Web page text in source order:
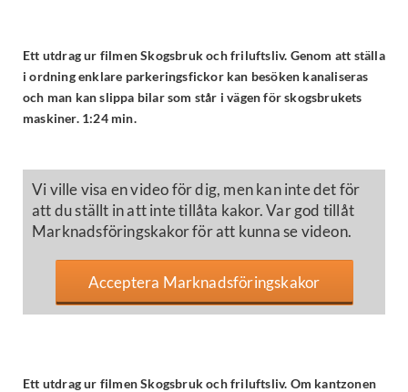
Ett utdrag ur filmen Skogsbruk och friluftsliv. Genom att ställa
i ordning enklare parkeringsfickor kan besöken kanaliseras
och man kan slippa bilar som står i vägen för skogsbrukets
maskiner. 1:24 min.
Vi ville visa en video för dig, men kan inte det för
att du ställt in att inte tillåta kakor. Var god tillåt
Marknadsföringskakor för att kunna se videon.
Acceptera Marknadsföringskakor
Ett utdrag ur filmen Skogsbruk och friluftsliv. Om kantzonen